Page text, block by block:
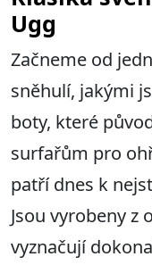
Ugg
Začneme od
sněhulí, jakými
boty, které
surfařům pro
patří dnes k
Jsou vyrobeny z
vyznačují